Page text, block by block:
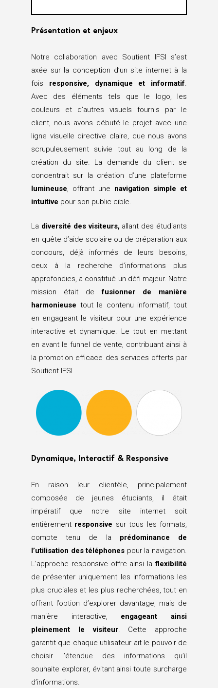
Présentation et enjeux
Notre collaboration avec Soutient IFSI s’est
axée sur la conception d’un site internet à la
fois responsive, dynamique et informatif.
Avec des éléments tels que le logo, les
couleurs et d’autres visuels fournis par le
client, nous avons débuté le projet avec une
ligne visuelle directive claire, que nous avons
scrupuleusement suivie tout au long de la
création du site. La demande du client se
concentrait sur la création d’une plateforme
lumineuse, offrant une navigation simple et
intuitive pour son public cible.
La diversité des visiteurs,allant des étudiants
en quête d’aide scolaire ou de préparation aux
concours, déjà informés de leurs besoins,
ceux à la recherche d’informations plus
approfondies, a constitué un défi majeur. Notre
mission était defusionner de manière
harmonieuse tout le contenu informatif, tout
en engageant le visiteur pour une expérience
interactive et dynamique. Le tout en mettant
en avant le funnel de vente, contribuant ainsi à
la promotion efficace des services offerts par
Soutient IFSI.
Dynamique, Interactif & Responsive
En raison leur clientèle, principalement
composée de jeunes étudiants, il était
impératif que notre site internet soit
entièrement responsive sur tous les formats,
compte tenu de la prédominance de
l’utilisation des téléphones pour la navigation.
L’approche responsive offre ainsi laflexibilité
de présenter uniquement les informations les
plus cruciales et les plus recherchées, tout en
offrant l’option d’explorer davantage, mais de
manière interactive, engageant ainsi
pleinement le visiteur. Cette approche
garantit que chaque utilisateur ait le pouvoir de
choisir l’étendue des informations qu’il
souhaite explorer, évitant ainsi toute surcharge
d’informations.